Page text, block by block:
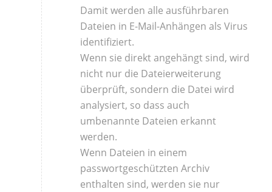
Damit werden alle ausführbaren
Dateien in E-Mail-Anhängen als Virus
identifiziert.
Wenn sie direkt angehängt sind, wird
nicht nur die Dateierweiterung
überprüft, sondern die Datei wird
analysiert, so dass auch
umbenannte Dateien erkannt
werden.
Wenn Dateien in einem
passwortgeschützten Archiv
enthalten sind, werden sie nur